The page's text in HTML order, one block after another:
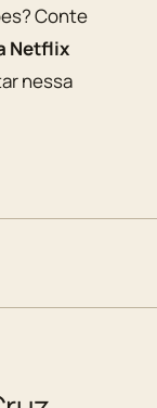
Conte
Netflix
nessa